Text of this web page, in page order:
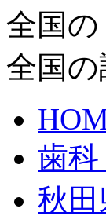
全国
全国
歯
秋田